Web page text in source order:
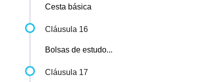
Cesta básica
Cláusula 16
Bolsas de estudo...
Cláusula 17